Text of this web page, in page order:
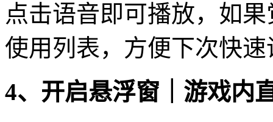
点击语音即可播放，如
使用列表，方便下次快速
4、开启悬浮窗｜游戏内